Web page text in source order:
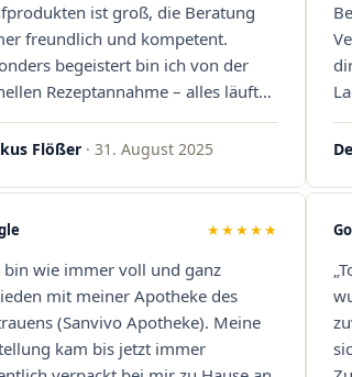
ist groß, die Beratung
freundlich und kompetent.
begeistert bin ich von der
Rezeptannahme – alles läuft
und reibungslos. Auch die
sind extrem zügig, was mir
hier Qualität, Service und
an erster Stelle
– ich bin rundum begeistert!"
Flößer · 31. August 2025
★★★★★
bin wie immer voll und ganz
mit meiner Apotheke des
(Sanvivo Apotheke). Meine
kam bis jetzt immer